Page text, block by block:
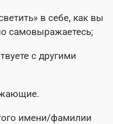
в себе, как вы
самовыражаетесь;
с другими
имени/фамилии